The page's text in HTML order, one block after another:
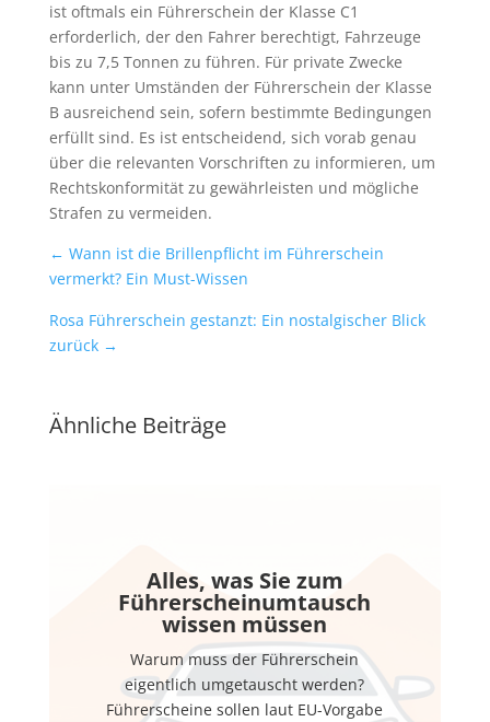
ist oftmals ein Führerschein der Klasse C1
erforderlich, der den Fahrer berechtigt, Fahrzeuge
bis zu 7,5 Tonnen zu führen. Für private Zwecke
kann unter Umständen der Führerschein der Klasse
B ausreichend sein, sofern bestimmte Bedingungen
erfüllt sind. Es ist entscheidend, sich vorab genau
über die relevanten Vorschriften zu informieren, um
Rechtskonformität zu gewährleisten und mögliche
Strafen zu vermeiden.
← Wann ist die Brillenpflicht im Führerschein
vermerkt? Ein Must-Wissen
Rosa Führerschein gestanzt: Ein nostalgischer Blick
zurück→
Ähnliche Beiträge
Alles, was Sie zum
Führerscheinumtausch
wissen müssen
Warum muss der Führerschein
eigentlich umgetauscht werden?
Führerscheine sollen laut EU-Vorgabe